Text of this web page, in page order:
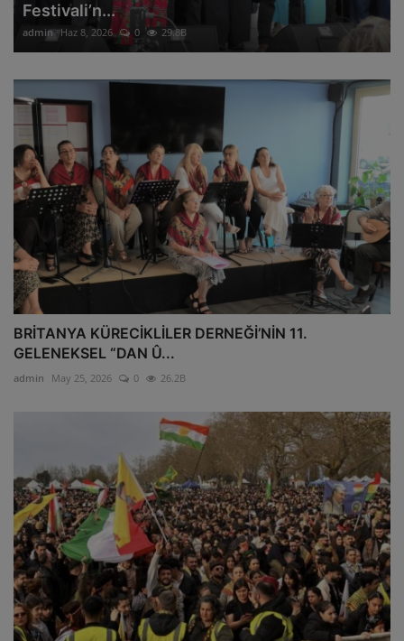
Festivali’n...
admin Haz 8, 2026 0 29.8B
BRİTANYA KÜRECİKLİLER DERNEĞİ’NİN 11.
GELENEKSEL “DAN Û...
admin May 25, 2026 0 26.2B